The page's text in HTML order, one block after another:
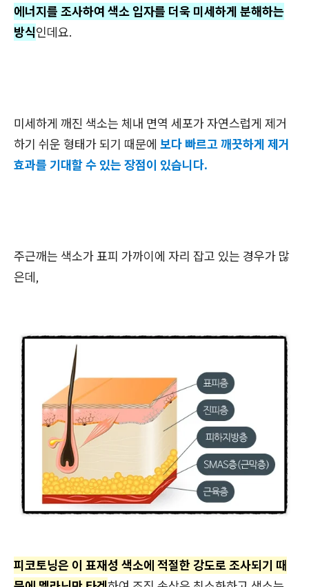
에너지를 조사하여 색소 입자를 더욱 미세하게 분해하는
방식인데요.
미세하게 깨진 색소는 체내 면역 세포가 자연스럽게 제거
하기 쉬운 형태가 되기 때문에 보다 빠르고 깨끗하게 제거
효과를 기대할 수 있는 장점이 있습니다.
주근깨는 색소가 표피 가까이에 자리 잡고 있는 경우가 많
은데,
피코토닝은 이 표재성 색소에 적절한 강도로 조사되기 때